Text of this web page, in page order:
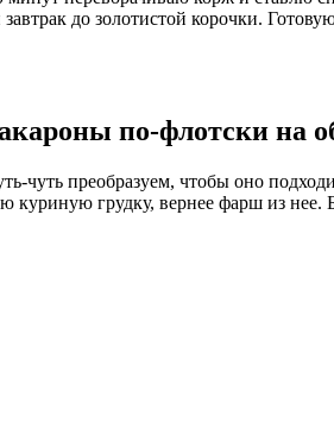
до золотистой корочки.
по-флотски на
преобразуем, чтобы оно
грудку, вернее фарш из нее.